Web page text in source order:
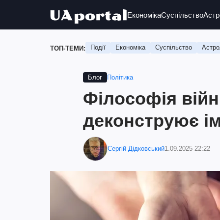
ЕкономікаСуспільство
ТОП-ТЕМИ: Події Економіка Суспільство
Блог Політика
Філософія
деконструює
Сергій Дідковський1.09.2025 22:22